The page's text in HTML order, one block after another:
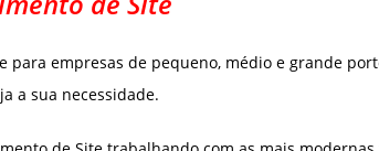
para empresas de pequeno, médio e grande
a sua necessidade.